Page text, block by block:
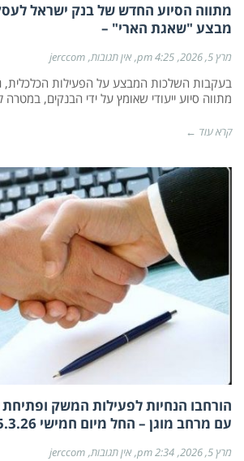
מתווה הסיוע החדש של בנק ישראל
מבצע "שאגת הארי" –
מרץ 5, 2026 4:25 pm אין תגובות jerccom
בעקבות השלכות המבצע על הפעילות הכלכלית,
מתווה סיוע ייעודי שאומץ על ידי הבנקים,
קרא עוד ←
הורחבו הנחיות לפעילות המשק
עם מרחב מוגן – החל מיום חמישי 5.3.26 בשעה 12:00 !
מרץ 5, 2026 2:34 pm אין תגובות jerccom